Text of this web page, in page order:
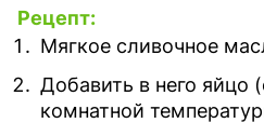
Рецепт:
Мягкое сливочное
Добавить в него яйцо
комнатной